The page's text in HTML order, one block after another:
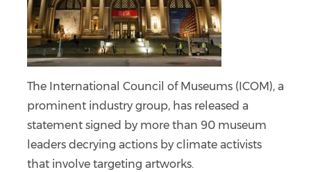
The International Council of Museums (ICOM), a
prominent industry group, has released a
statement signed by more than 90 museum
leaders decrying actions by climate activists
that involve targeting artworks.